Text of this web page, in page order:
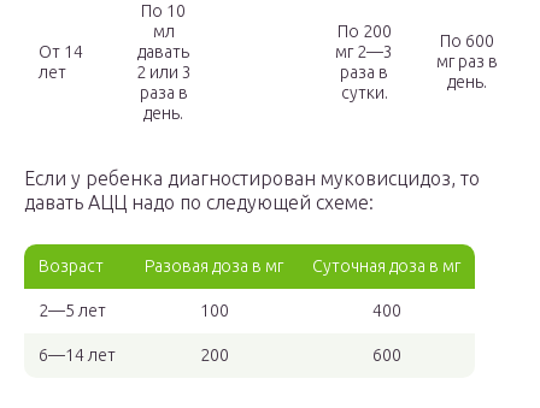
От 14
лет
По 10
мл
давать
2 или 3
раза в
день.
По 200
мг 2—3
раза в
сутки.
По 600
мг раз в
день.
Если у ребенка диагностирован муковисцидоз, то
давать АЦЦ надо по следующей схеме:
Возраст Разовая доза в мг Суточная доза в мг
2—5 лет 100 400
6—14 лет 200 600